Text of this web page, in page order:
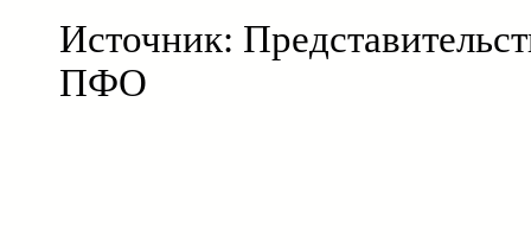
Источник:
ПФО